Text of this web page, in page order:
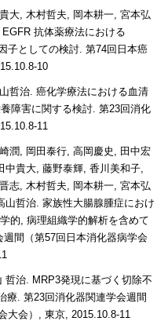
大, 木村哲夫, 岡本耕一, 宮本弘
抗体薬療法における
子としての検討. 第74回日本癌
10
哲治. 癌化学療法における血清
障害に関する検討. 第23回消化
11
潤, 岡田泰行, 高岡慶史, 田中宏
貴大, 藤野泰輝, 香川美和子,
志, 木村哲夫, 岡本耕一, 宮本弘
哲治. 家族性大腸腺腫症におけ
的, 病理組織学的解析を含めて
間（第57回日本消化器病学会
治. MRP3発現に基づく切除不
療. 第23回消化器関連学会週間
大会）, 東京, 2015.10.8-11